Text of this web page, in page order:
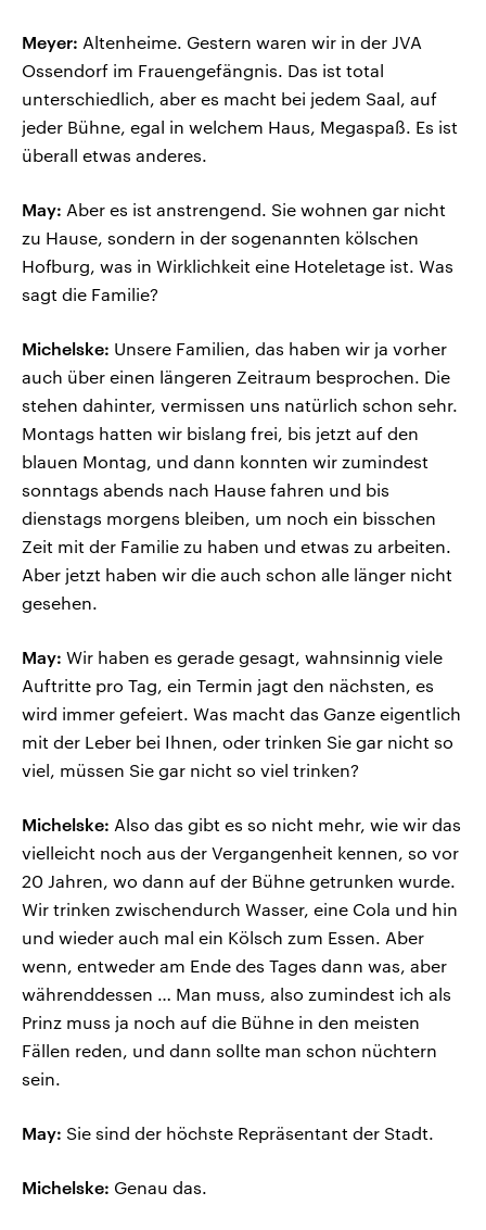
Meyer: Altenheime. Gestern waren wir in der JVA
Ossendorf im Frauengefängnis. Das ist total
unterschiedlich, aber es macht bei jedem Saal, auf
jeder Bühne, egal in welchem Haus, Megaspaß. Es ist
überall etwas anderes.
May: Aber es ist anstrengend. Sie wohnen gar nicht
zu Hause, sondern in der sogenannten kölschen
Hofburg, was in Wirklichkeit eine Hoteletage ist. Was
sagt die Familie?
Michelske: Unsere Familien, das haben wir ja vorher
auch über einen längeren Zeitraum besprochen. Die
stehen dahinter, vermissen uns natürlich schon sehr.
Montags hatten wir bislang frei, bis jetzt auf den
blauen Montag, und dann konnten wir zumindest
sonntags abends nach Hause fahren und bis
dienstags morgens bleiben, um noch ein bisschen
Zeit mit der Familie zu haben und etwas zu arbeiten.
Aber jetzt haben wir die auch schon alle länger nicht
gesehen.
May: Wir haben es gerade gesagt, wahnsinnig viele
Auftritte pro Tag, ein Termin jagt den nächsten, es
wird immer gefeiert. Was macht das Ganze eigentlich
mit der Leber bei Ihnen, oder trinken Sie gar nicht so
viel, müssen Sie gar nicht so viel trinken?
Michelske: Also das gibt es so nicht mehr, wie wir das
vielleicht noch aus der Vergangenheit kennen, so vor
20 Jahren, wo dann auf der Bühne getrunken wurde.
Wir trinken zwischendurch Wasser, eine Cola und hin
und wieder auch mal ein Kölsch zum Essen. Aber
wenn, entweder am Ende des Tages dann was, aber
währenddessen … Man muss, also zumindest ich als
Prinz muss ja noch auf die Bühne in den meisten
Fällen reden, und dann sollte man schon nüchtern
sein.
May: Sie sind der höchste Repräsentant der Stadt.
Michelske: Genau das.